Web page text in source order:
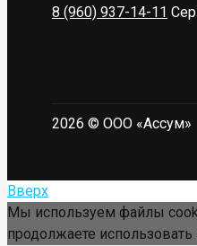
8 (960) 937-14-11
Представленная на
2026 © ООО «Ассум»
Вверх
Мы используем файлы
продолжаете